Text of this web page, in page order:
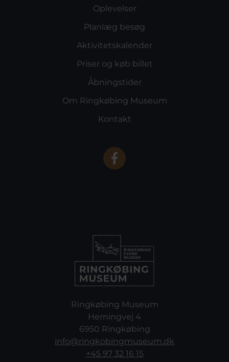
Oplevelser
Planlæg besøg
Aktivitetskalender
Priser og køb billet
Åbningstider
Om Ringkøbing Museum
Kontakt
Ringkøbing Museum
Herningvej 4
6950 Ringkøbing
info@ringkobingmuseum.dk
+45 97 32 16 15